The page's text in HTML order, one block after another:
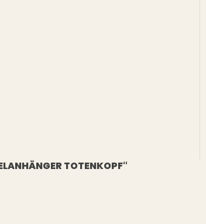
TOTENKOPF“